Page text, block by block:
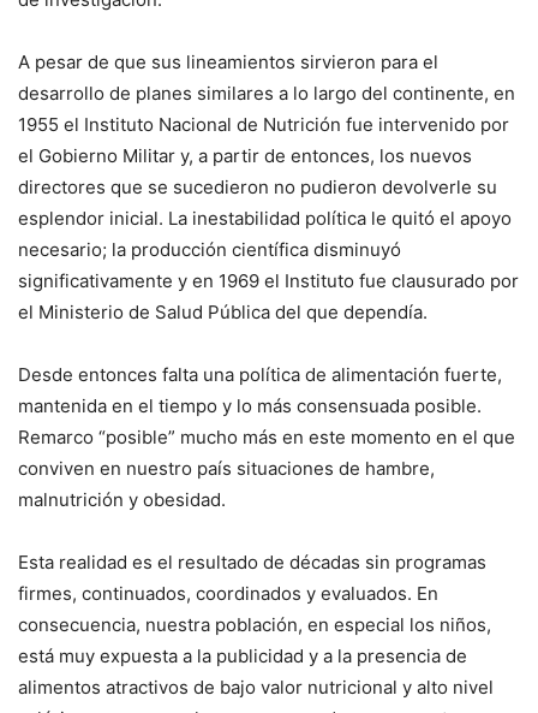
A pesar de que sus lineamientos sirvieron para el
desarrollo de planes similares a lo largo del continente, en
1955 el Instituto Nacional de Nutrición fue intervenido por
el Gobierno Militar y, a partir de entonces, los nuevos
directores que se sucedieron no pudieron devolverle su
esplendor inicial. La inestabilidad política le quitó el apoyo
necesario; la producción científica disminuyó
significativamente y en 1969 el Instituto fue clausurado por
el Ministerio de Salud Pública del que dependía.
Desde entonces falta una política de alimentación fuerte,
mantenida en el tiempo y lo más consensuada posible.
Remarco “posible” mucho más en este momento en el que
conviven en nuestro país situaciones de hambre,
malnutrición y obesidad.
Esta realidad es el resultado de décadas sin programas
firmes, continuados, coordinados y evaluados. En
consecuencia, nuestra población, en especial los niños,
está muy expuesta a la publicidad y a la presencia de
alimentos atractivos de bajo valor nutricional y alto nivel